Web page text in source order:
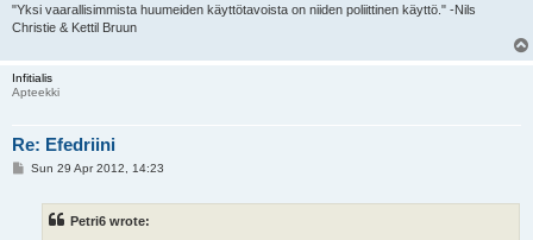
"Yksi vaarallisimmista huumeiden käyttötavoista on niiden poliittinen käyttö." -Nils
Christie & Kettil Bruun
Infitialis
Apteekki
Re: Efedriini
PSun 29 Apr 2012, 14:23
Petri6 wrote: